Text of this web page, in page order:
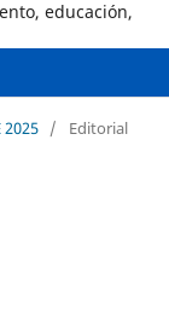
educación,
2025 / Editorial